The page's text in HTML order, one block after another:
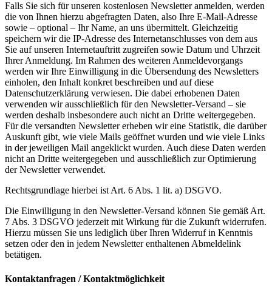
Falls Sie sich für unseren kostenlosen Newsletter anmelden, werden
die von Ihnen hierzu abgefragten Daten, also Ihre E-Mail-Adresse
sowie – optional – Ihr Name, an uns übermittelt. Gleichzeitig
speichern wir die IP-Adresse des Internetanschlusses von dem aus
Sie auf unseren Internetauftritt zugreifen sowie Datum und Uhrzeit
Ihrer Anmeldung. Im Rahmen des weiteren Anmeldevorgangs
werden wir Ihre Einwilligung in die Übersendung des Newsletters
einholen, den Inhalt konkret beschreiben und auf diese
Datenschutzerklärung verwiesen. Die dabei erhobenen Daten
verwenden wir ausschließlich für den Newsletter-Versand – sie
werden deshalb insbesondere auch nicht an Dritte weitergegeben.
Für die versandten Newsletter erheben wir eine Statistik, die darüber
Auskunft gibt, wie viele Mails geöffnet wurden und wie viele Links
in der jeweiligen Mail angeklickt wurden. Auch diese Daten werden
nicht an Dritte weitergegeben und ausschließlich zur Optimierung
der Newsletter verwendet.
Rechtsgrundlage hierbei ist Art. 6 Abs. 1 lit. a) DSGVO.
Die Einwilligung in den Newsletter-Versand können Sie gemäß Art.
7 Abs. 3 DSGVO jederzeit mit Wirkung für die Zukunft widerrufen.
Hierzu müssen Sie uns lediglich über Ihren Widerruf in Kenntnis
setzen oder den in jedem Newsletter enthaltenen Abmeldelink
betätigen.
Kontaktanfragen / Kontaktmöglichkeit